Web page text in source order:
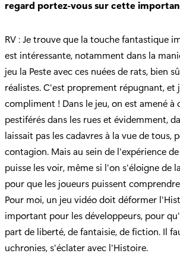
regard portez-vous sur cette
RV : Je trouve que la touche fantastique
est intéressante, notamment dans la
jeu la Peste avec ces nuées de rats, bien
réalistes. C'est proprement répugnant, et
compliment ! Dans le jeu, on est amené à
pestiférés dans les rues et évidemment,
laissait pas les cadavres à la vue de tous,
contagion. Mais au sein de l'expérience
puisse les voir, même si l'on s'éloigne de
pour que les joueurs puissent
Pour moi, un jeu vidéo doit déformer
important pour les développeurs, pour
part de liberté, de fantaisie, de fiction. Il
uchronies, s'éclater avec l'Histoire.